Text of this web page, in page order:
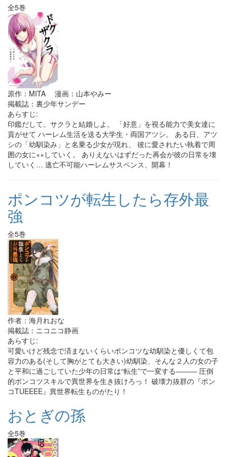
全5巻
原作：MITA 漫画：山本やみー
掲載誌：裏少年サンデー
あらすじ:
印鑑だして。サクラと結婚しよ。 「好意」を視る能力で美女達に
貢がせて ハーレム生活を送る大学生・両国アツシ。 ある日、アツ
シの「幼馴染み」と名乗る少女が現れ、 彼に愛されたい執着で周
囲の女に××していく。 ありえないはずだった再会が彼の日常を壊
していく… 逃亡不可能ハーレムサスペンス、開幕！
ポンコツが転生したら存外最
強
全5巻
作者：海月れおな
掲載誌：ニコニコ静画
あらすじ:
可愛いけど残念で済まないくらいポンコツな幼馴染と優しくて包
容力のある(そして胸がとても大きい)幼馴染、そんな２人の女の子
と平和に過ごしていた少年の日常は“転生”で一変する――― 圧倒
的ポンコツスキルで異世界を生き抜けろっ！ 破壊力抜群の『ポン
コTUEEEE』異世界転生ものがたり！
おとぎの孫
全5巻